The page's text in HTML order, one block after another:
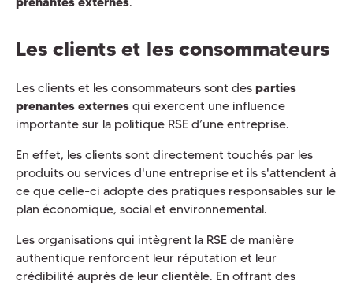
Les clients et les consommateurs
Les clients et les consommateurs sont des parties
prenantes externesqui exercent une influence
importante sur la politique RSE d’une entreprise.
En effet, les clients sont directement touchés par les
produits ou services d'une entreprise et ils s'attendent à
ce que celle-ci adopte des pratiques responsables sur le
plan économique, social et environnemental.
Les organisations qui intègrent la RSE de manière
authentique renforcent leur réputation et leur
crédibilité auprès de leur clientèle. En offrant des